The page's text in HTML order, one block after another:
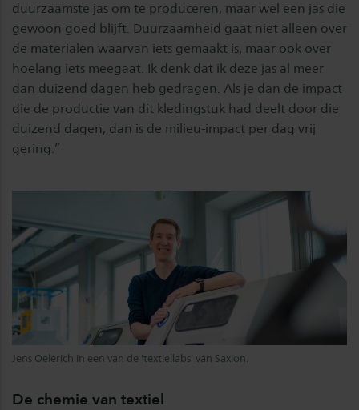
duurzaamste jas om te produceren, maar wel een jas die
gewoon goed blijft. Duurzaamheid gaat niet alleen over
de materialen waarvan iets gemaakt is, maar ook over
hoelang iets meegaat. Ik denk dat ik deze jas al meer
dan duizend dagen heb gedragen. Als je dan de impact
die de productie van dit kledingstuk had deelt door die
duizend dagen, dan is de milieu-impact per dag vrij
gering.”
Jens Oelerich in een van de 'textiellabs' van Saxion.
De chemie van textiel